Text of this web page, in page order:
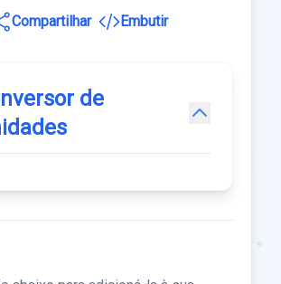
Compartilhar
Embutir
de